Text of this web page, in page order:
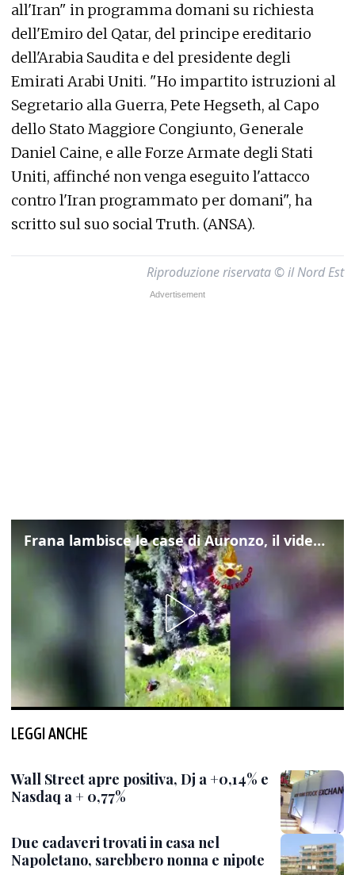
all'Iran" in programma domani su richiesta
dell'Emiro del Qatar, del principe ereditario
dell'Arabia Saudita e del presidente degli
Emirati Arabi Uniti. "Ho impartito istruzioni al
Segretario alla Guerra, Pete Hegseth, al Capo
dello Stato Maggiore Congiunto, Generale
Daniel Caine, e alle Forze Armate degli Stati
Uniti, affinché non venga eseguito l'attacco
contro l'Iran programmato per domani", ha
scritto sul suo social Truth. (ANSA).
Riproduzione riservata © il Nord Est
Frana lambisce le case di Auronzo, il video dall'elicottero dei vigili del fuoco
LEGGI ANCHE
Wall Street apre positiva, Dj a +0,14% e
Nasdaq a + 0,77%
Due cadaveri trovati in casa nel
Napoletano, sarebbero nonna e nipote